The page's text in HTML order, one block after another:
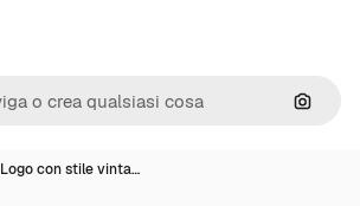
Cerca
Logo con stile vinta…